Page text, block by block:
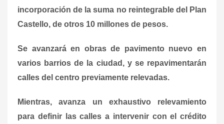
incorporación de la suma no reintegrable del Plan
Castello, de otros 10 millones de pesos.
Se avanzará en obras de pavimento nuevo en
varios barrios de la ciudad, y se repavimentarán
calles del centro previamente relevadas.
Mientras, avanza un exhaustivo relevamiento
para definir las calles a intervenir con el crédito